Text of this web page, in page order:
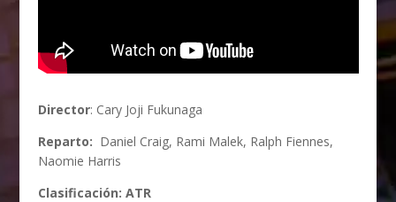
Director: Cary Joji Fukunaga
Reparto: Daniel Craig, Rami Malek, Ralph Fiennes,
Naomie Harris
Clasificación: ATR